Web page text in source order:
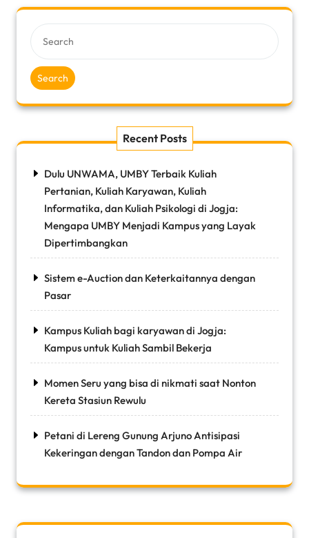
Search
Recent Posts
Dulu UNWAMA, UMBY Terbaik Kuliah
Pertanian, Kuliah Karyawan, Kuliah
Informatika, dan Kuliah Psikologi di Jogja:
Mengapa UMBY Menjadi Kampus yang Layak
Dipertimbangkan
Sistem e-Auction dan Keterkaitannya dengan
Pasar
Kampus Kuliah bagi karyawan di Jogja:
Kampus untuk Kuliah Sambil Bekerja
Momen Seru yang bisa di nikmati saat Nonton
Kereta Stasiun Rewulu
Petani di Lereng Gunung Arjuno Antisipasi
Kekeringan dengan Tandon dan Pompa Air